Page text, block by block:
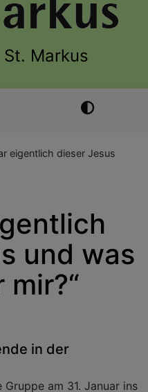
Markus
eigentlich dieser Jesus
und was
in der
am 31. Januar ins